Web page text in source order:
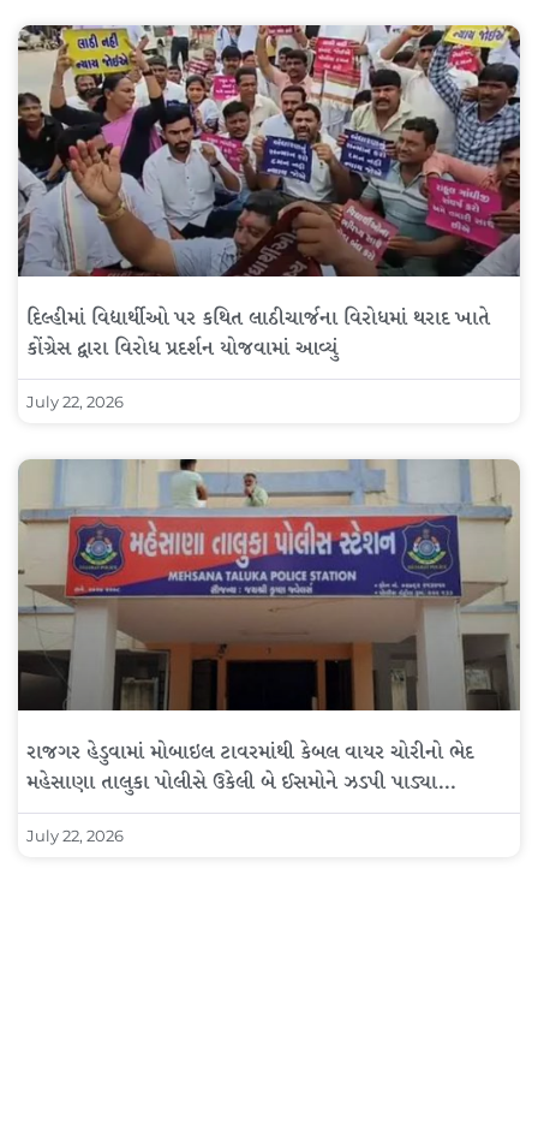
દિલ્હીમાં વિદ્યાર્થીઓ પર કથિત લાઠીચાર્જના વિરોધમાં થરાદ ખાતે
કોંગ્રેસ દ્વારા વિરોધ પ્રદર્શન યોજવામાં આવ્યું
July 22, 2026
રાજગર હેડુવામાં મોબાઇલ ટાવરમાંથી કેબલ વાયર ચોરીનો ભેદ
મહેસાણા તાલુકા પોલીસે ઉકેલી બે ઈસમોને ઝડપી પાડ્યા…
July 22, 2026